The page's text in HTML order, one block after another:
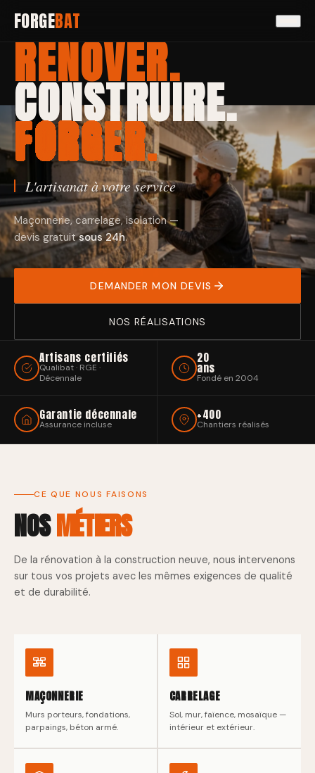
FORGEBAT
RÉNOVER.
CONSTRUIRE.
FORGER.
CRÉER.
L'artisanat à votre service
Maçonnerie, carrelage, isolation —
devis gratuitsous 24h.
DEMANDER MON DEVIS
NOS RÉALISATIONS
Artisans certifiés
Qualibat · RGE ·
Décennale
20
ans
Fondé en 2004
Garantie décennale
Assurance incluse
+400
Chantiers réalisés
CE QUE NOUS FAISONS
NOSMÉTIERS
De la rénovation à la construction neuve, nous intervenons
sur tous vos projets avec les mêmes exigences de qualité
et de durabilité.
MAÇONNERIE
Murs porteurs, fondations,
parpaings, béton armé.
CARRELAGE
Sol, mur, faïence, mosaïque —
intérieur et extérieur.